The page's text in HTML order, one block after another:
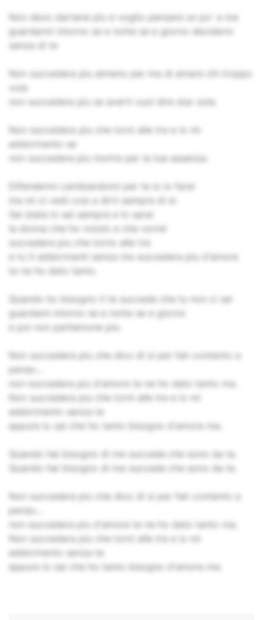
Non devo dartene piu e voglio pensare un po' a me
guardarmi intorno se e notte se e giorno deciderio
senza di te
Non succedera piu almeno per me di amare chi troppo
vola
non succedera piu se averti vuol dire star sola.
Non succedera piu che torni alle tre e io mi
addormento se
non succedera piu morire per la tua assenza.
Difendermi cambiandomi per te io lo farei
ma mi ci vedi cosi a dirti sempre di si.
Sei stata lo sei sempre e lo sarai
la donna che ho voluto e che vorrei
succedera piu che torno alle tre
e tu ti addormenti senza me succedera piu d'amore
te ne ho dato tanto.
Quando ho bisogno ti te succede che tu non ci sei
guardami intorno se e notte se e giorno
e poi non parliamone piu.
Non succedera piu che dico di si per fati contento e
penso...
non succedera piu d'amore te ne ho dato tanto ma.
Non succedera piu che torni alle tre e io mi
addormento senza te
eppure lo sai che ho tanto bisogno d'amore ma.
Quando hai bisogno di me succede che sono da te.
Quando hai bisogno di me succede che sono da te.
Non succedera piu che dico di si per fati contento e
penso...
non succedera piu d'amore te ne ho dato tanto ma.
Non succedera piu che torni alle tre e io mi
addormento senza te
eppure lo sai che ho tanto bisogno d'amore ma.